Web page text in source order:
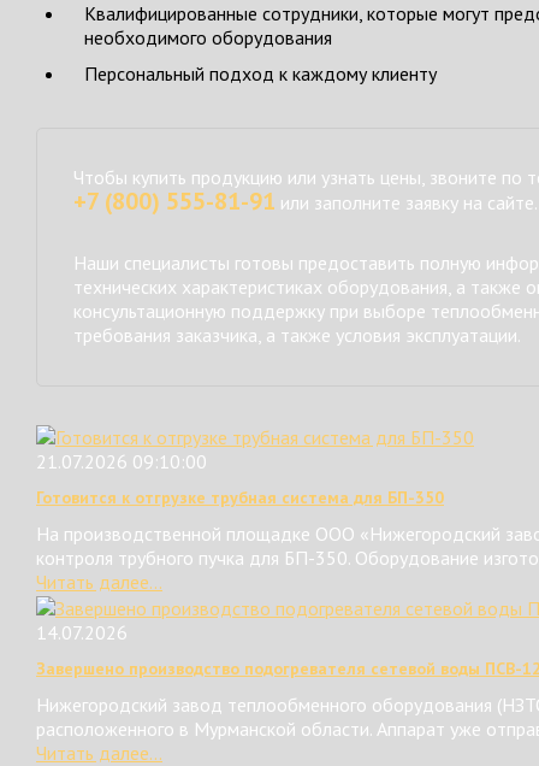
Квалифицированные сотрудники, которые могут
необходимого оборудования
Персональный подход к каждому клиенту
Чтобы купить продукцию или узнать цены, звоните по
+7 (800) 555-81-91 или заполните заявку на сайте.
Наши специалисты готовы предоставить полную
технических характеристиках оборудования, а также
консультационную поддержку при выборе
требования заказчика, а также условия эксплуатации.
21.07.2026 09:10:00
Готовится к отгрузке трубная система для БП-350
На производственной площадке ООО «Нижегородский
контроля трубного пучка для БП-350. Оборудование
Читать далее...
14.07.2026
Завершено производство подогревателя сетевой воды ПСВ-
Нижегородский завод теплообменного оборудования
расположенного в Мурманской области. Аппарат уже
Читать далее...